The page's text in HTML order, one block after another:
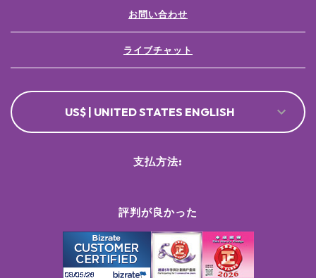
お問い合わせ
ライブチャット
US$ | UNITED STATES ENGLISH
評判が良かった
支払方法: